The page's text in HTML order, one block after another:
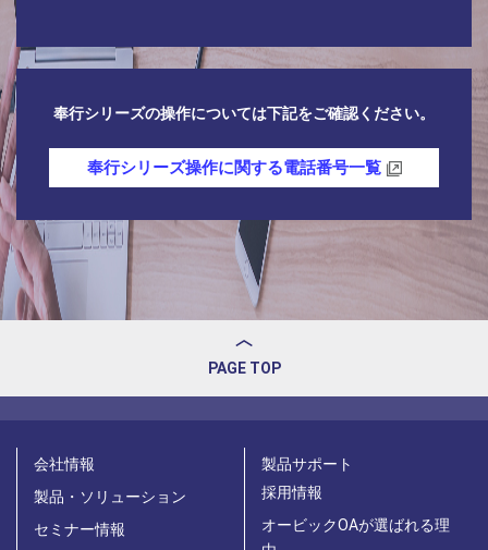
奉行シリーズの操作については下記をご確認ください。
奉行シリーズ操作に関する電話番号一覧
PAGE TOP
会社情報
製品・ソリューション
セミナー情報
製品サポート
採用情報
オービックOAが選ばれる理